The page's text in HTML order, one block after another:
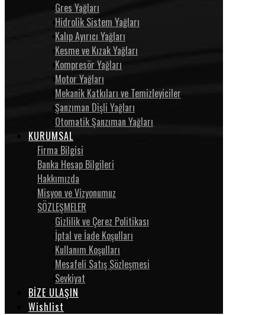
Gres Yağları
Hidrolik Sistem Yağları
Kalıp Ayırıcı Yağları
Kesme ve Kızak Yağları
Kompresör Yağları
Motor Yağları
Mekanik Katkıları ve Temizleyiciler
Şanzıman Dişli Yağları
Otomatik Şanzıman Yağları
KURUMSAL
Firma Bilgisi
Banka Hesap Bilgileri
Hakkımızda
Misyon ve Vizyonumuz
SÖZLEŞMELER
Gizlilik ve Çerez Politikası
İptal ve İade Koşulları
Kullanım Koşulları
Mesafeli Satış Sözleşmesi
Sevkiyat
BİZE ULAŞIN
Wishlist